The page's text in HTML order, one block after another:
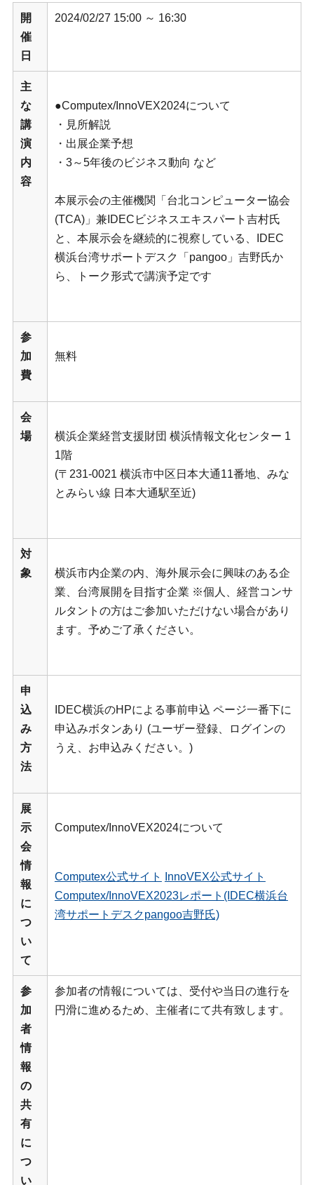
開
催
日
2024/02/27 15:00 ～ 16:30
主
な
講
演
内
容
●Computex/InnoVEX2024について
・見所解説
・出展企業予想
・3～5年後のビジネス動向 など
本展示会の主催機関「台北コンピューター協会
(TCA)」兼IDECビジネスエキスパート吉村氏
と、本展示会を継続的に視察している、IDEC
横浜台湾サポートデスク「pangoo」吉野氏か
ら、トーク形式で講演予定です
参
加
費
無料
会
場
横浜企業経営支援財団 横浜情報文化センター 1
1階
(〒231-0021 横浜市中区日本大通11番地、みな
とみらい線 日本大通駅至近)
対
象
横浜市内企業の内、海外展示会に興味のある企
業、台湾展開を目指す企業 ※個人、経営コンサ
ルタントの方はご参加いただけない場合があり
ます。予めご了承ください。
申
込
み
方
法
IDEC横浜のHPによる事前申込 ページ一番下に
申込みボタンあり (ユーザー登録、ログインの
うえ、お申込みください。)
展
示
会
情
報
に
つ
い
て
Computex/InnoVEX2024について
Computex公式サイト
InnoVEX公式サイト
Computex/InnoVEX2023レポート(IDEC横浜台
湾サポートデスクpangoo吉野氏)
参
加
者
情
報
の
共
有
に
つ
い
参加者の情報については、受付や当日の進行を
円滑に進めるため、主催者にて共有致します。